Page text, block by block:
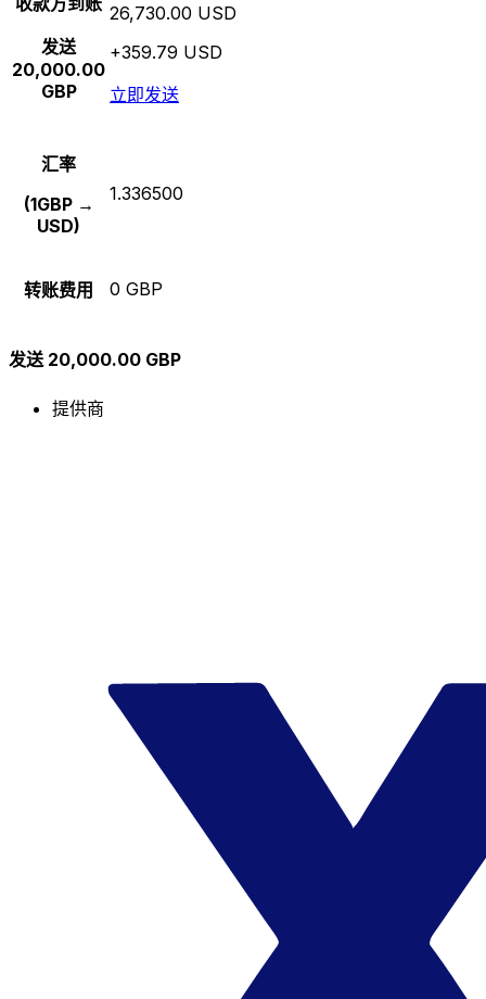
发送
20,000.00
GBP
26,730.00 USD
+359.79 USD
立即发送
汇率
(1GBP →
USD)
1.336500
转账费用 0 GBP
发送 20,000.00 GBP
提供商